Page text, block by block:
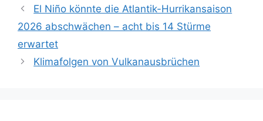
c
e
b
o
itt
er
ai
l
lo
o
c
at
s
p
le
n
El Niño könnte die Atlantik-Hurrikansaison
2026 abschwächen – acht bis 14 Stürme
erwartet
Klimafolgen von Vulkanausbrüchen